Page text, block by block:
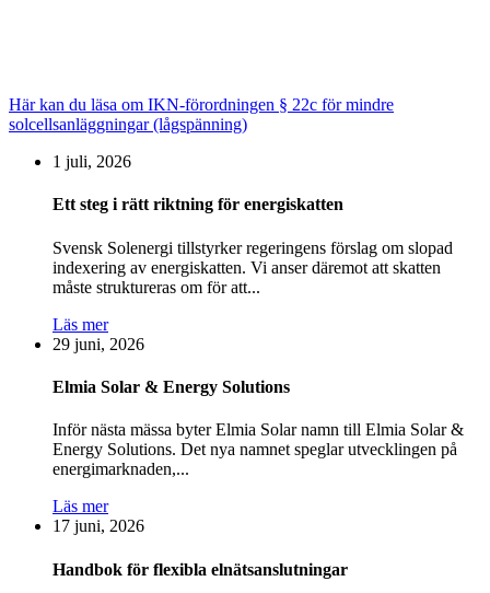
Här kan du läsa om IKN-förordningen § 22c för mindre
solcellsanläggningar (lågspänning)
1 juli, 2026
Ett steg i rätt riktning för energiskatten
Svensk Solenergi tillstyrker regeringens förslag om slopad
indexering av energiskatten. Vi anser däremot att skatten
måste struktureras om för att...
Läs mer
29 juni, 2026
Elmia Solar & Energy Solutions
Inför nästa mässa byter Elmia Solar namn till Elmia Solar &
Energy Solutions. Det nya namnet speglar utvecklingen på
energimarknaden,...
Läs mer
17 juni, 2026
Handbok för flexibla elnäts­anslutningar